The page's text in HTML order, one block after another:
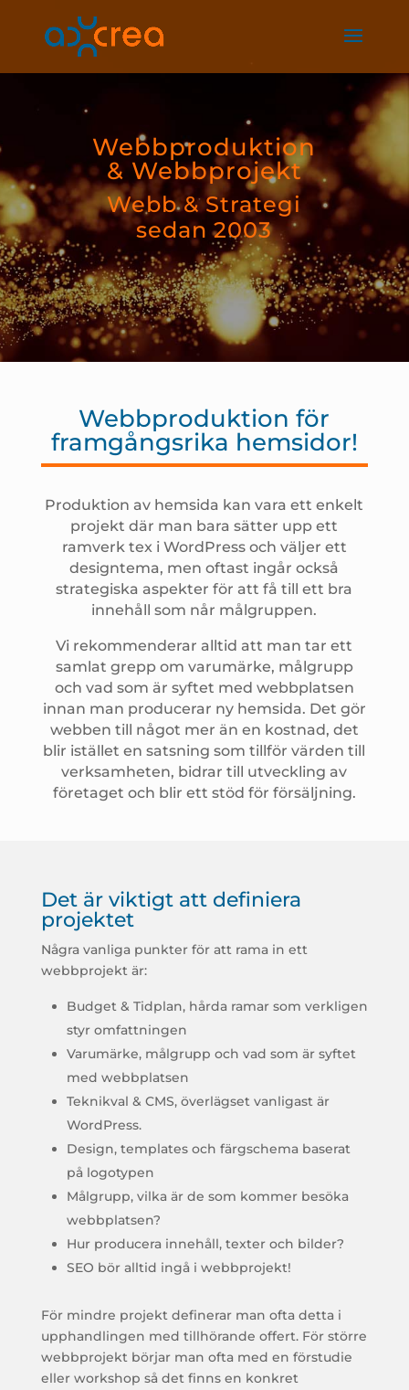
Webbproduktion
& Webbprojekt
Webb & Strategi
sedan 2003
Webbproduktion för
framgångsrika hemsidor!
Produktion av hemsida kan vara ett enkelt
projekt där man bara sätter upp ett
ramverk tex i WordPress och väljer ett
designtema, men oftast ingår också
strategiska aspekter för att få till ett bra
innehåll som når målgruppen.
Vi rekommenderar alltid att man tar ett
samlat grepp om varumärke, målgrupp
och vad som är syftet med webbplatsen
innan man producerar ny hemsida. Det gör
webben till något mer än en kostnad, det
blir istället en satsning som tillför värden till
verksamheten, bidrar till utveckling av
företaget och blir ett stöd för försäljning.
Det är viktigt att definiera
projektet
Några vanliga punkter för att rama in ett
webbprojekt är:
Budget & Tidplan, hårda ramar som verkligen
styr omfattningen
Varumärke, målgrupp och vad som är syftet
med webbplatsen
Teknikval & CMS, överlägset vanligast är
WordPress.
Design, templates och färgschema baserat
på logotypen
Målgrupp, vilka är de som kommer besöka
webbplatsen?
Hur producera innehåll, texter och bilder?
SEO bör alltid ingå i webbprojekt!
För mindre projekt definerar man ofta detta i
upphandlingen med tillhörande offert. För större
webbprojekt börjar man ofta med en förstudie
eller workshop så det finns en konkret